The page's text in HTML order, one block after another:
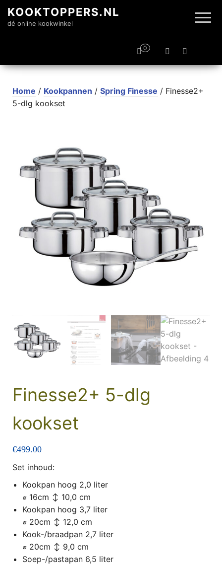
KOOKTOPPERS.NL
dé online kookwinkel
0
Home / Kookpannen / Spring Finesse / Finesse2+
5-dlg kookset
Finesse2+ 5-dlg
kookset
€499.00
Set inhoud:
Kookpan hoog 2,0 liter
⌀ 16cm ↕ 10,0 cm
Kookpan hoog 3,7 liter
⌀ 20cm ↕ 12,0 cm
Kook-/braadpan 2,7 liter
⌀ 20cm ↕ 9,0 cm
Soep-/pastapan 6,5 liter